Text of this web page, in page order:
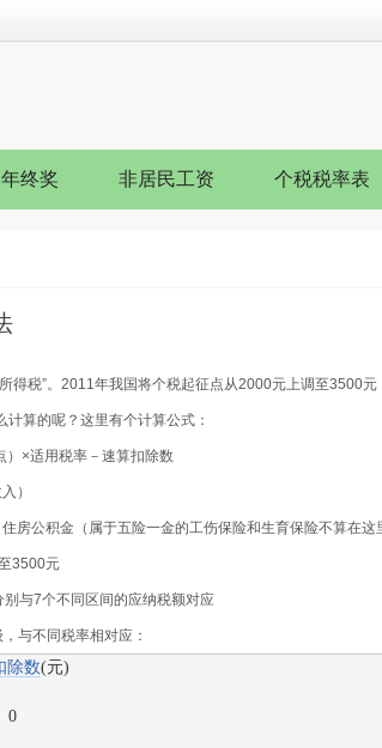
年终奖 非居民工资 个税税率表
得税”。 2011年我国将个税起征点从2000元上调至3500元
算的呢？这里有个计算公式：
）×适用税率－速算扣除数
）
房公积金（属于五险一金的工伤保险和生育保险不算在这
3500元
别与7个不同区间的应纳税额对应
与不同税率相对应：
除数(元)
0